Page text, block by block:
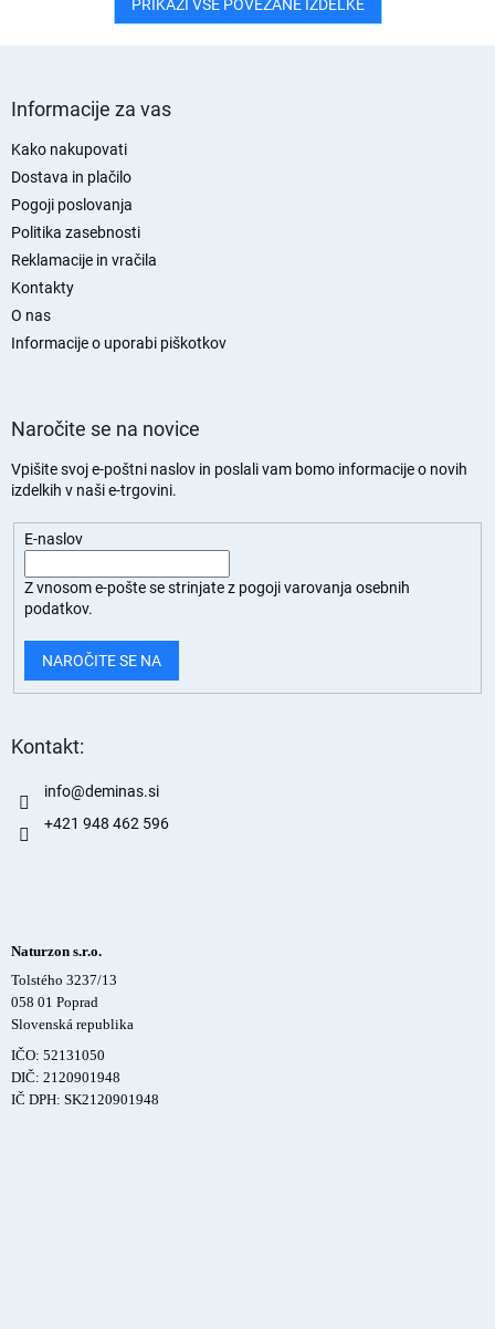
PRIKAŽI VSE POVEZANE IZDELKE
Informacije za vas
Kako nakupovati
Dostava in plačilo
Pogoji poslovanja
Politika zasebnosti
Reklamacije in vračila
Kontakty
O nas
Informacije o uporabi piškotkov
Naročite se na novice
Vpišite svoj e-poštni naslov in poslali vam bomo informacije o novih
izdelkih v naši e-trgovini.
E-naslov
Z vnosom e-pošte se strinjate z pogoji varovanja osebnih
podatkov.
NAROČITE SE NA
Kontakt:
info@deminas.si
+421 948 462 596
Naturzon s.r.o.
Tolstého 3237/13
058 01 Poprad
Slovenská republika
IČO: 52131050
DIČ: 2120901948
IČ DPH: SK2120901948